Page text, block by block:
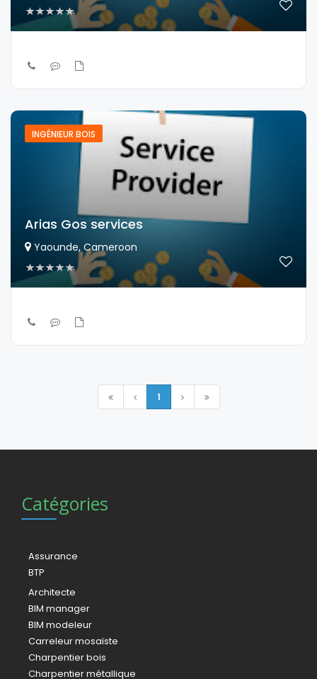
INGÉNIEUR BOIS
Arias Gos services
Yaounde, Cameroon
1
Catégories
Assurance
BTP
Architecte
BIM manager
BIM modeleur
Carreleur mosaïste
Charpentier bois
Charpentier métallique